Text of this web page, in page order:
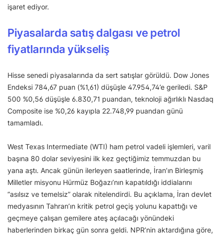
işaret ediyor.
Piyasalarda satış dalgası ve petrol
fiyatlarında yükseliş
Hisse senedi piyasalarında da sert satışlar görüldü. Dow Jones
Endeksi 784,67 puan (%1,61) düşüşle 47.954,74’e geriledi. S&P
500 %0,56 düşüşle 6.830,71 puandan, teknoloji ağırlıklı Nasdaq
Composite ise %0,26 kayıpla 22.748,99 puandan günü
tamamladı.
West Texas Intermediate (WTI) ham petrol vadeli işlemleri, varil
başına 80 dolar seviyesini ilk kez geçtiğimiz temmuzdan bu
yana aştı. Ancak günün ilerleyen saatlerinde, İran’ın Birleşmiş
Milletler misyonu Hürmüz Boğazı’nın kapatıldığı iddialarını
“asılsız ve temelsiz” olarak nitelendirdi. Bu açıklama, İran devlet
medyasının Tahran’ın kritik petrol geçiş yolunu kapattığı ve
geçmeye çalışan gemilere ateş açılacağı yönündeki
haberlerinden birkaç gün sonra geldi. NPR’nin aktardığına göre,